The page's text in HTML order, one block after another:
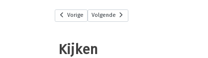
Vorige Volgende
Kijken